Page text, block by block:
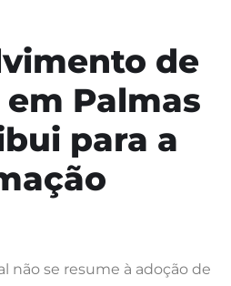
de
Palmas
para a
não se resume à adoção de